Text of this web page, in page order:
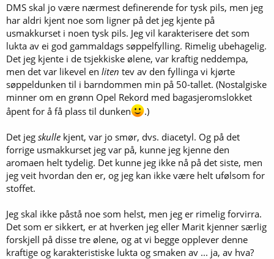
DMS skal jo være nærmest definerende for tysk pils, men jeg
har aldri kjent noe som ligner på det jeg kjente på
usmakkurset i noen tysk pils. Jeg vil karakterisere det som
lukta av ei god gammaldags søppelfylling. Rimelig ubehagelig.
Det jeg kjente i de tsjekkiske ølene, var kraftig neddempa,
men det var likevel en liten tev av den fyllinga vi kjørte
søppeldunken til i barndommen min på 50-tallet. (Nostalgiske
minner om en grønn Opel Rekord med bagasjeromslokket
åpent for å få plass til dunken
.)
Det jeg skulle kjent, var jo smør, dvs. diacetyl. Og på det
forrige usmakkurset jeg var på, kunne jeg kjenne den
aromaen helt tydelig. Det kunne jeg ikke nå på det siste, men
jeg veit hvordan den er, og jeg kan ikke være helt ufølsom for
stoffet.
Jeg skal ikke påstå noe som helst, men jeg er rimelig forvirra.
Det som er sikkert, er at hverken jeg eller Marit kjenner særlig
forskjell på disse tre ølene, og at vi begge opplever denne
kraftige og karakteristiske lukta og smaken av ... ja, av hva?